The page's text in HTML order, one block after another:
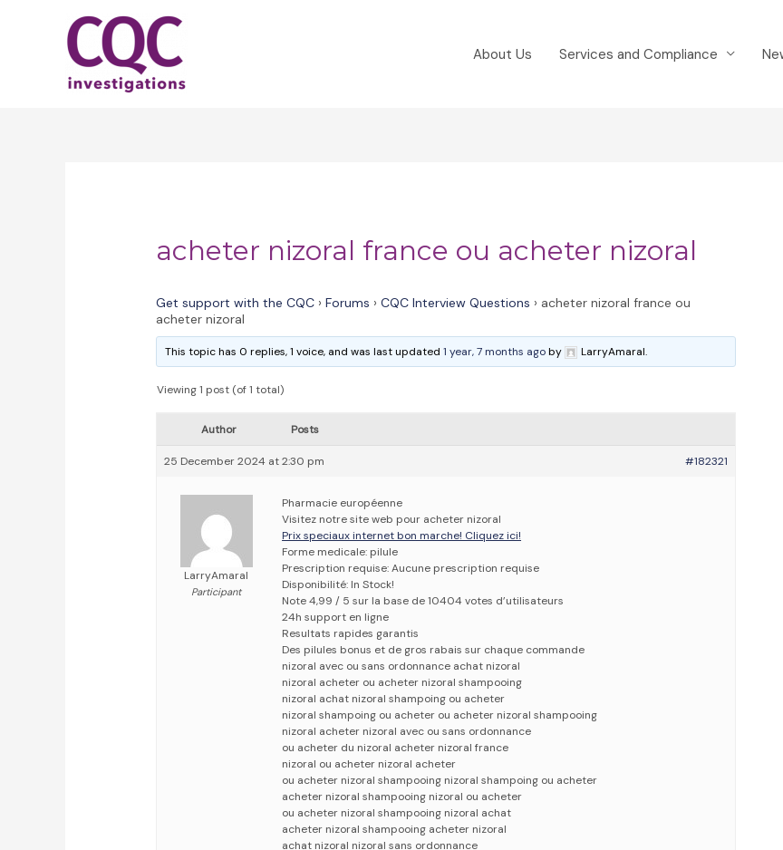
About Us Services and Compliance
acheter nizoral france ou acheter nizoral
Get support with the CQC › Forums › CQC Interview Questions › acheter nizoral france ou
acheter nizoral
This topic has 0 replies, 1 voice, and was last updated1 year, 7 months agoby LarryAmaral.
Viewing 1 post (of 1 total)
Author Posts
25 December 2024 at 2:30 pm #182321
LarryAmaral
Participant
Pharmacie européenne
Visitez notre site web pour acheter nizoral
Prix speciaux internet bon marche! Cliquez ici!
Forme medicale: pilule
Prescription requise: Aucune prescription requise
Disponibilité: In Stock!
Note 4,99 / 5 sur la base de 10404 votes d’utilisateurs
24h support en ligne
Resultats rapides garantis
Des pilules bonus et de gros rabais sur chaque commande
nizoral avec ou sans ordonnance achat nizoral
nizoral acheter ou acheter nizoral shampooing
nizoral achat nizoral shampoing ou acheter
nizoral shampoing ou acheter ou acheter nizoral shampooing
nizoral acheter nizoral avec ou sans ordonnance
ou acheter du nizoral acheter nizoral france
nizoral ou acheter nizoral acheter
ou acheter nizoral shampooing nizoral shampoing ou acheter
acheter nizoral shampooing nizoral ou acheter
ou acheter nizoral shampooing nizoral achat
acheter nizoral shampooing acheter nizoral
achat nizoral nizoral sans ordonnance